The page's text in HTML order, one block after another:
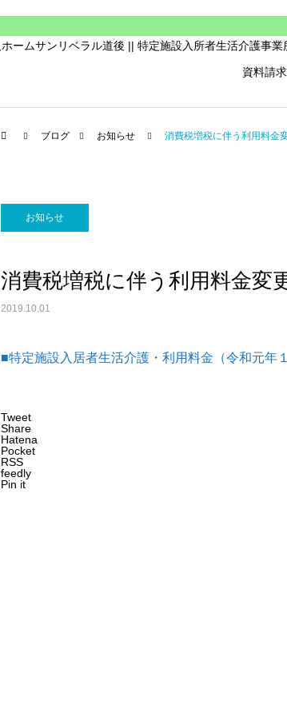
資料請求
ブログ お知らせ 消費税増税に伴う利用料金
お知らせ
消費税増税に伴う利用料金変
2019.10.01
■特定施設入居者生活介護・利用料金（令和元年
Tweet
Share
Hatena
Pocket
RSS
feedly
Pin it